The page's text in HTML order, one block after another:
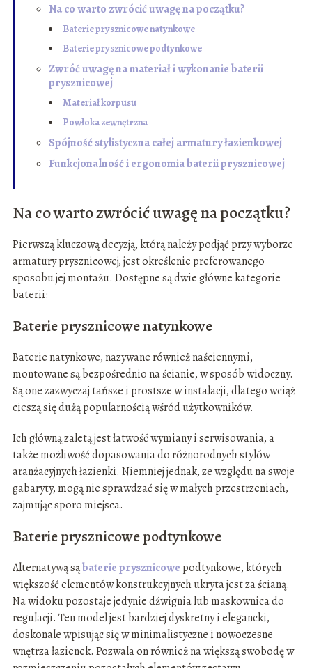
Na co warto zwrócić uwagę na początku?
Baterie prysznicowe natynkowe
Baterie prysznicowe podtynkowe
Zwróć uwagę na materiał i wykonanie baterii
prysznicowej
Materiał korpusu
Powłoka zewnętrzna
Spójność stylistyczna całej armatury łazienkowej
Funkcjonalność i ergonomia baterii prysznicowej
Na co warto zwrócić uwagę na początku?
Pierwszą kluczową decyzją, którą należy podjąć przy wyborze
armatury prysznicowej, jest określenie preferowanego
sposobu jej montażu. Dostępne są dwie główne kategorie
baterii:
Baterie prysznicowe natynkowe
Baterie natynkowe, nazywane również naściennymi,
montowane są bezpośrednio na ścianie, w sposób widoczny.
Są one zazwyczaj tańsze i prostsze w instalacji, dlatego wciąż
cieszą się dużą popularnością wśród użytkowników.
Ich główną zaletą jest łatwość wymiany i serwisowania, a
także możliwość dopasowania do różnorodnych stylów
aranżacyjnych łazienki. Niemniej jednak, ze względu na swoje
gabaryty, mogą nie sprawdzać się w małych przestrzeniach,
zajmując sporo miejsca.
Baterie prysznicowe podtynkowe
Alternatywą sąbaterie prysznicowe podtynkowe, których
większość elementów konstrukcyjnych ukryta jest za ścianą.
Na widoku pozostaje jedynie dźwignia lub maskownica do
regulacji. Ten model jest bardziej dyskretny i elegancki,
doskonale wpisując się w minimalistyczne i nowoczesne
wnętrza łazienek. Pozwala on również na większą swobodę w